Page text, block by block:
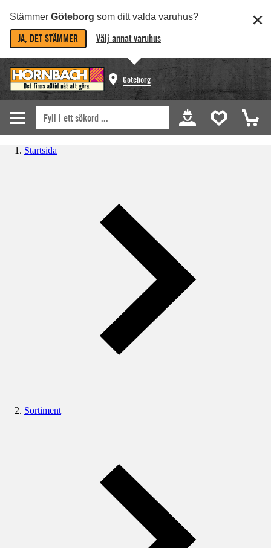
Stämmer Göteborg som ditt valda varuhus?
JA, DET STÄMMER Välj annat varuhus
Göteborg
Startsida
Sortiment